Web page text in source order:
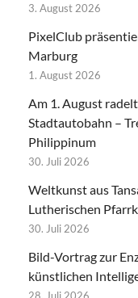
3. August 2026
PixelClub
Marburg
1. August 2026
Am 1. August
Stadtautobahn –
Philippinum
30. Juli 2026
Weltkunst aus
Lutherischen
30. Juli 2026
Bild-Vortrag zur
künstlichen
28. Juli 2026